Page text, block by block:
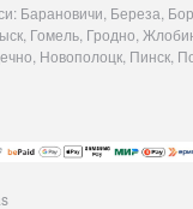
Барановичи, Береза,
Гомель, Гродно,
Новополоцк, Пинск,